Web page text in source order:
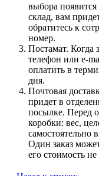
выбора появится
склад, вам
обратитесь к
номер.
Постамат. Когда
телефон или e-
оплатить в
дня.
Почтовая
придет в
посылке. Перед
коробки: вес,
самостоятельно
Один заказ
его стоимость